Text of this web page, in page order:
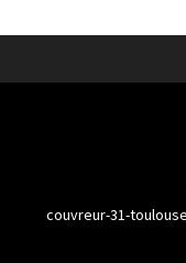
couvreur-31-